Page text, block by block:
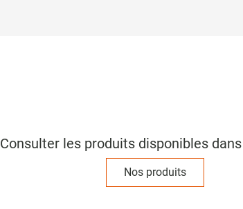
Consulter les produits disponibles
Nos produits